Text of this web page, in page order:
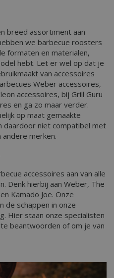
breed assortiment aan
we barbecue roosters
formaten en materialen,
hebt. Let er wel op dat je
van accessoires
Weber accessoires,
accessoires, bij Grill Guru
en ga zo maar verder.
op maat gemaakte
daardoor niet compatibel met
merken.
accessoires aan van alle
Denk hierbij aan Weber, The
Kamado Joe. Onze
de schappen in onze
Hier staan onze specialisten
beantwoorden of om je van